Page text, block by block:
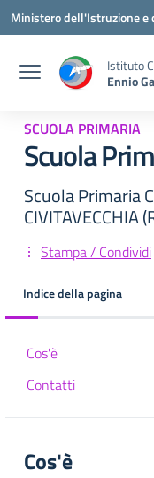
Vai ai contenuti
Vai al menu di navigazione
Vai al footer
Ministero dell'Istruzione e
Istituto
Ennio
SCUOLA PRIMARIA
Scuola
Scuola Primaria
CIVITAVECCHIA
Stampa / Condividi
Indice della pagina
Cos'è
Contatti
Cos'è